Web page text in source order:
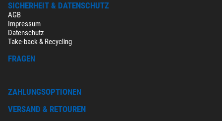
SICHERHEIT & DATENSCHUTZ
AGB
Impressum
Datenschutz
Take-back & Recycling
FRAGEN
ZAHLUNGSOPTIONEN
VERSAND & RETOUREN